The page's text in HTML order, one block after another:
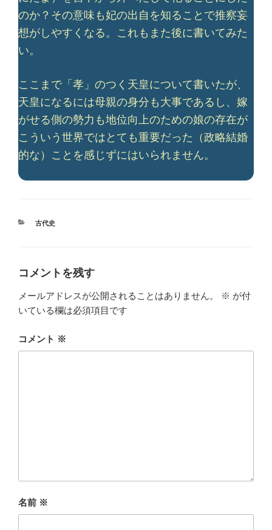
のか？その意味も妃の出自を知ることで推察妄
想がしやすくなる。これもまた後に書いてみた
い。
ここまで「孝」のつく天皇について書いたが、
天皇になるには母親の身分も大事であるし、嫁
がせる側の勢力も地位向上のための娘の存在が
こういう世界ではとても重要だった（政略結婚
的な）ことを感じずにはいられません。
カ
古代史
コメントを残す
メールアドレスが公開されることはありません。 ※ が付
いている欄は必須項目です
コメント ※
名前 ※